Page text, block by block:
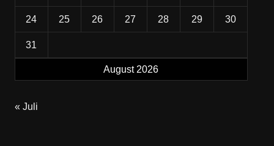
August 2026
24 25 26 27 28 29 30
31
« Juli